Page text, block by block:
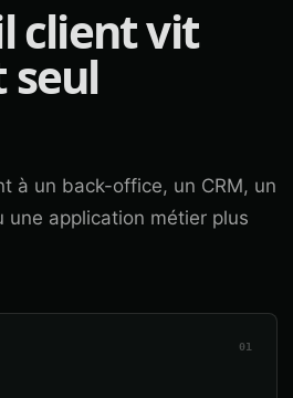
client vit
seul
à un back-office, un CRM, un
une application métier plus
01